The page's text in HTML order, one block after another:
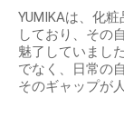
YUMIKAは、化
しており、その
魅了していまし
でなく、日常の
そのギャップが